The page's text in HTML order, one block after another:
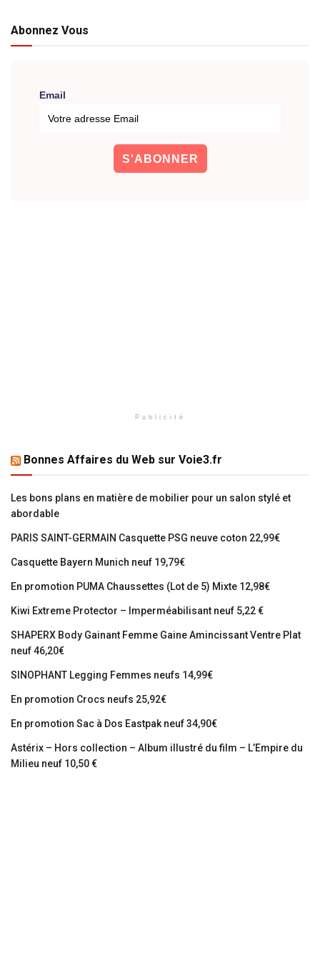
Abonnez Vous
Email
Publicité
Bonnes Affaires du Web sur Voie3.fr
Les bons plans en matière de mobilier pour un salon stylé et
abordable
PARIS SAINT-GERMAIN Casquette PSG neuve coton 22,99€
Casquette Bayern Munich neuf 19,79€
En promotion PUMA Chaussettes (Lot de 5) Mixte 12,98€
Kiwi Extreme Protector – Imperméabilisant neuf 5,22 €
SHAPERX Body Gainant Femme Gaine Amincissant Ventre Plat
neuf 46,20€
SINOPHANT Legging Femmes neufs 14,99€
En promotion Crocs neufs 25,92€
En promotion Sac à Dos Eastpak neuf 34,90€
Astérix – Hors collection – Album illustré du film – L’Empire du
Milieu neuf 10,50 €